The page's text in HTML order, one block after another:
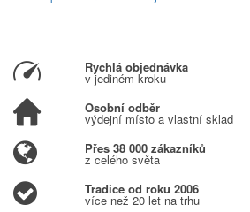
Rychlá objednávka
v jediném kroku
Osobní odběr
výdejní místo a vlastní sklad
Přes 38 000 zákazníků
z celého světa
Tradice od roku 2006
více než 20 let na trhu